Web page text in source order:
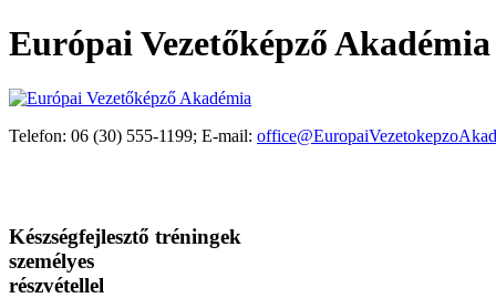
Európai Vezetőképző Akadémia
Telefon: 06 (30) 555-1199; E-mail:
Készségfejlesztő tréningek
személyes
részvétellel